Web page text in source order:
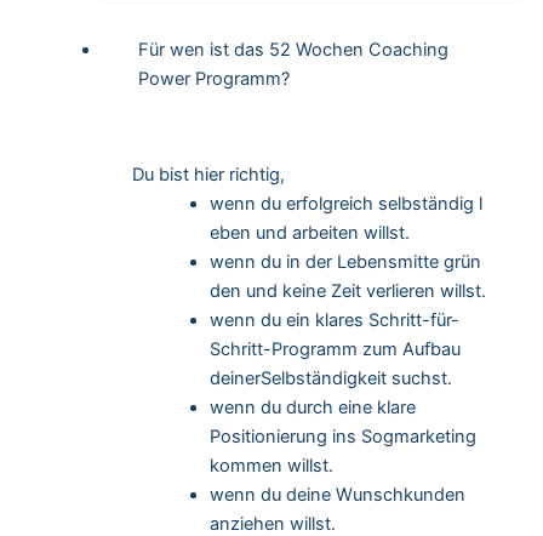
Für wen ist das 52 Wochen Coaching
Power Programm?
Du bist hier richtig,
wenn du erfolgreich selbständig l
eben und arbeiten willst.
wenn du in der Lebensmitte grün
den und keine Zeit verlieren willst.
wenn du ein klares Schritt-für-
Schritt-Programm zum Aufbau
deinerSelbständigkeit suchst.
wenn du durch eine klare
Positionierung ins Sogmarketing
kommen willst.
wenn du deine Wunschkunden
anziehen willst.